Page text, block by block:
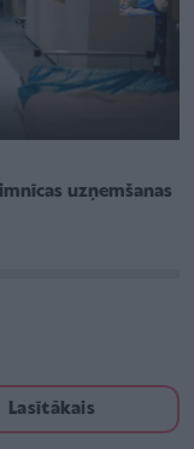
uzņemšanas
Lasītākais